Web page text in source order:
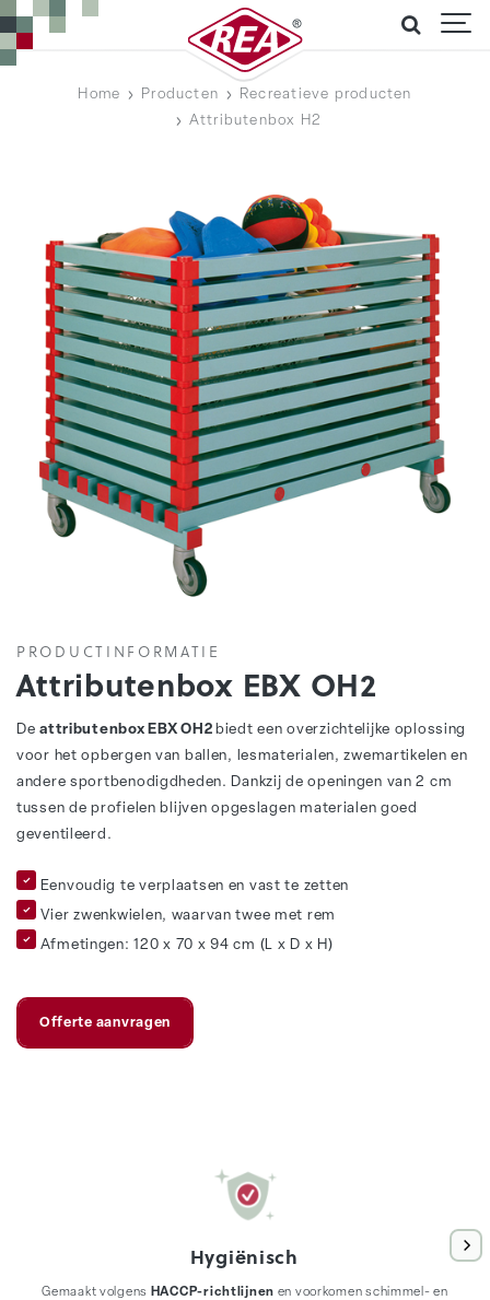
Home Producten
Recreatieve producten
Attributenbox H2
PRODUCTINFORMATIE
Attributenbox EBX OH2
Deattributenbox EBX OH2 biedt een overzichtelijke oplossing
voor het opbergen van ballen, lesmaterialen, zwemartikelen en
andere sportbenodigdheden. Dankzij de openingen van 2 cm
tussen de profielen blijven opgeslagen materialen goed
geventileerd.
Eenvoudig te verplaatsen en vast te zetten
Vier zwenkwielen, waarvan twee met rem
Afmetingen: 120 x 70 x 94 cm (L x D x H)
Offerte aanvragen
Hygiënisch
Gemaakt volgens HACCP-richtlijnen en voorkomen schimmel- en